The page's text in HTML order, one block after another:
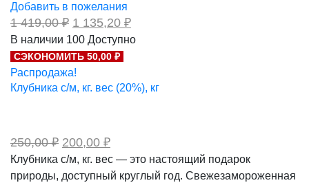
Добавить в пожелания
1 419,00₽ Первоначальная
цена
составляла
1
419,00 ₽.
1 135,20 ₽Текущая
1
В наличии 100 Доступно
СЭКОНОМИТЬ 50,00 ₽
Распродажа!
Клубника с/м, кг. вес (20%), кг
250,00₽ Первоначальная
цена
составляла
250,00 ₽.
200,00 ₽Текущая
200,00 ₽.
Клубника с/м, кг. вес — это настоящий подарок
природы, доступный круглый год. Свежезамороженная